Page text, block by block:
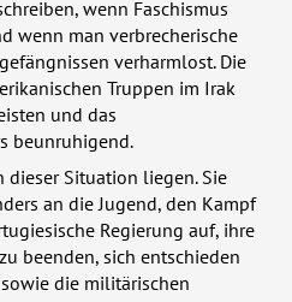
wenn Faschismus
wenn man verbrecherische
verharmlost. Die
Truppen im Irak
und das
beunruhigend.
Situation liegen. Sie
an die Jugend, den Kampf
Regierung auf, ihre
beenden, sich entschieden
die militärischen